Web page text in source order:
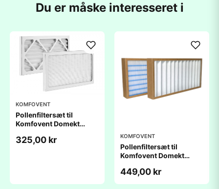
Du er måske interesseret i
KOMFOVENT
Pollenfiltersæt til
Komfovent Domekt
(210x450x46mm)
325,00 kr KOMFOVENT
Pollenfiltersæt til
Komfovent Domekt
(258x346x46mm)
449,00 kr